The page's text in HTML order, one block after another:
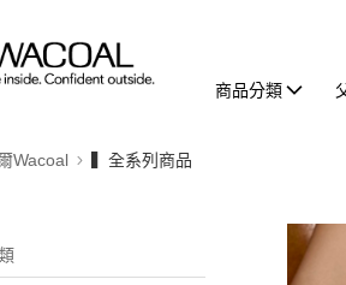
商品分類
Wacoal ▍全系列商品